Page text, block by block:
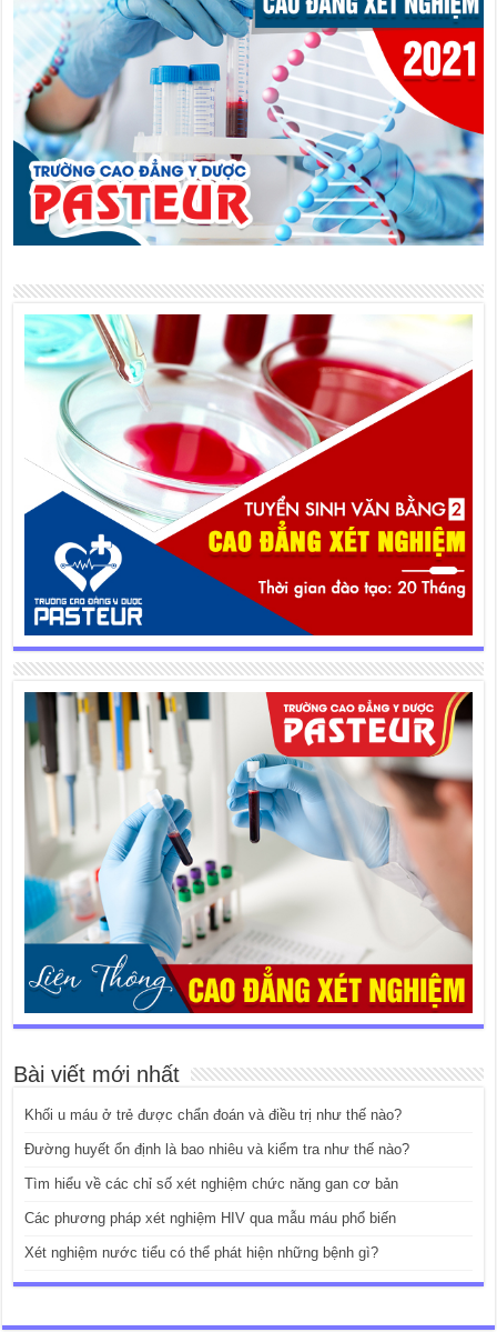
Bài viết mới nhất
Khối u máu ở trẻ được chẩn đoán và điều trị như thế nào?
Đường huyết ổn định là bao nhiêu và kiểm tra như thế nào?
Tìm hiểu về các chỉ số xét nghiệm chức năng gan cơ bản
Các phương pháp xét nghiệm HIV qua mẫu máu phổ biến
Xét nghiệm nước tiểu có thể phát hiện những bệnh gì?